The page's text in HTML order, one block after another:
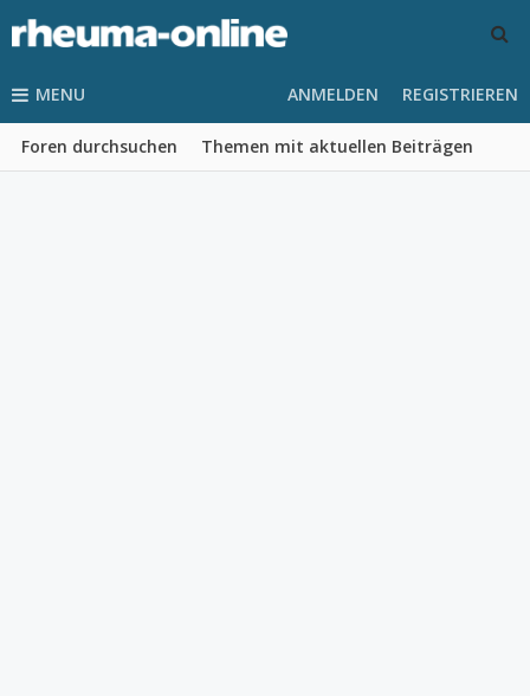
MENU
Foren durchsuchen Themen mit aktuellen Beiträgen
ANMELDEN REGISTRIEREN